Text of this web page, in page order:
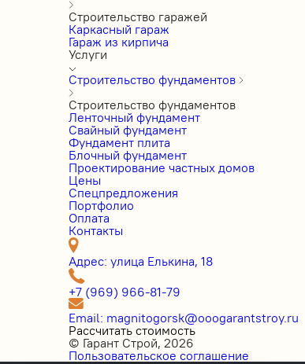
Строительство гаражей
Каркасный гараж
Гараж из кирпича
Услуги
Строительство фундаментов
Строительство фундаментов
Ленточный фундамент
Свайный фундамент
Фундамент плита
Блочный фундамент
Проектирование частных домов
Цены
Cпецпредложения
Портфолио
Оплата
Контакты
Адрес: улица Елькина, 18
+7 (969) 966-81-79
Email: magnitogorsk@ooogarantstroy.ru
Рассчитать стоимость
© Гарант Строй, 2026
Пользовательское соглашение